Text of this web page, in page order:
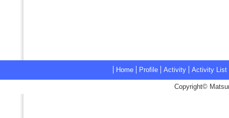
Home Profile Activity Activity List
Copyright©